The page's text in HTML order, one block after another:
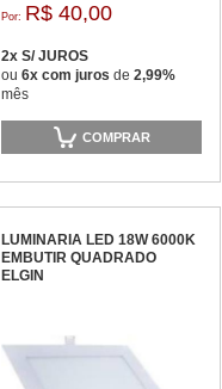
Por: R$ 40,00
2x S/ JUROS
ou 6x com juros de 2,99%
mês
COMPRAR
LUMINARIA LED 18W 6000K
EMBUTIR QUADRADO
ELGIN